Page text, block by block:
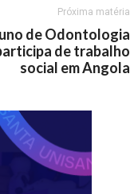
Próxima matéria
de Odontologia
de trabalho
social em Angola